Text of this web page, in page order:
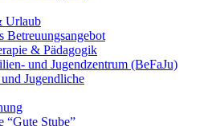
Urlaub
Betreuungsangebot
& Pädagogik
und Jugendzentrum (BeFaJu)
Jugendliche
“Gute Stube”